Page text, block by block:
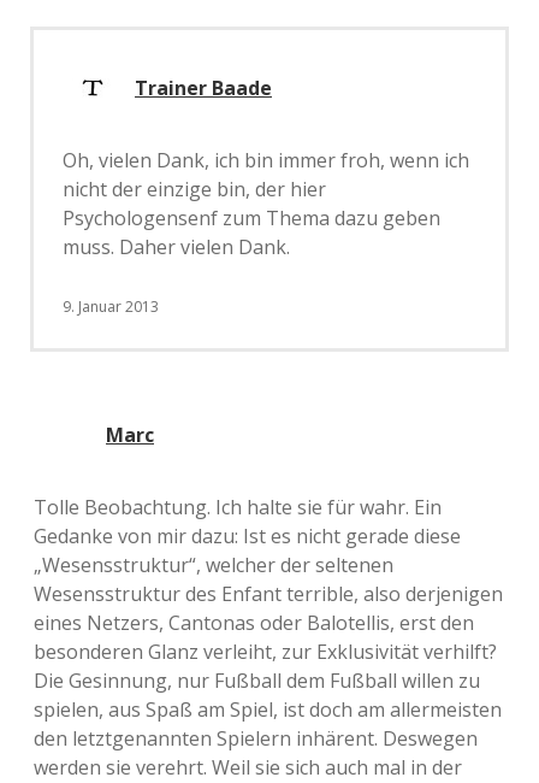
Trainer Baade
Oh, vielen Dank, ich bin immer froh, wenn ich
nicht der einzige bin, der hier
Psychologensenf zum Thema dazu geben
muss. Daher vielen Dank.
9. Januar 2013
Marc
Tolle Beobachtung. Ich halte sie für wahr. Ein
Gedanke von mir dazu: Ist es nicht gerade diese
„Wesensstruktur“, welcher der seltenen
Wesensstruktur des Enfant terrible, also derjenigen
eines Netzers, Cantonas oder Balotellis, erst den
besonderen Glanz verleiht, zur Exklusivität verhilft?
Die Gesinnung, nur Fußball dem Fußball willen zu
spielen, aus Spaß am Spiel, ist doch am allermeisten
den letztgenannten Spielern inhärent. Deswegen
werden sie verehrt. Weil sie sich auch mal in der